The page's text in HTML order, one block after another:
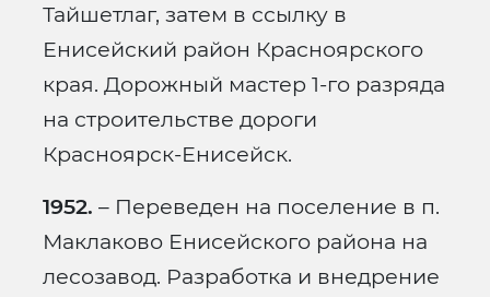
Тайшетлаг, затем в ссылку в
Енисейский район Красноярского
края. Дорожный мастер 1-го разряда
на строительстве дороги
Красноярск-Енисейск.
1952. – Переведен на поселение в п.
Маклаково Енисейского района на
лесозавод. Разработка и внедрение